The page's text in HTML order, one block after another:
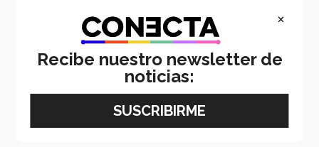
×
Recibe nuestro newsletter de
noticias: